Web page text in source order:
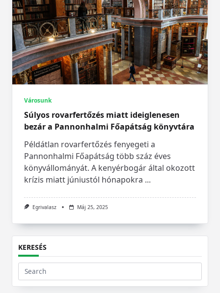
Városunk
Súlyos rovarfertőzés miatt ideiglenesen
bezár a Pannonhalmi Főapátság könyvtára
Példátlan rovarfertőzés fenyegeti a
Pannonhalmi Főapátság több száz éves
könyvállományát. A kenyérbogár által okozott
krízis miatt júniustól hónapokra ...
Egrivalasz Máj 25, 2025
KERESÉS
Search
for: